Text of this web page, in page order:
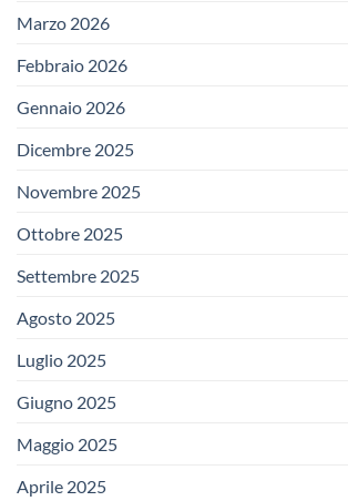
Marzo 2026
Febbraio 2026
Gennaio 2026
Dicembre 2025
Novembre 2025
Ottobre 2025
Settembre 2025
Agosto 2025
Luglio 2025
Giugno 2025
Maggio 2025
Aprile 2025